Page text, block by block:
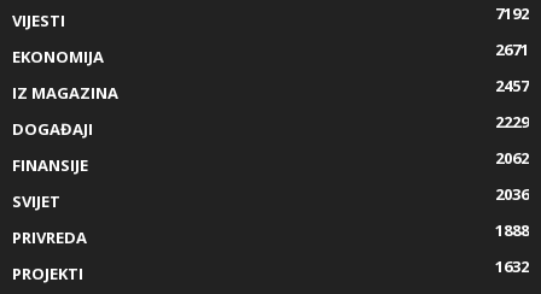
VIJESTI
7192
EKONOMIJA
2671
IZ MAGAZINA
2457
DOGAĐAJI
2229
FINANSIJE
2062
SVIJET
2036
PRIVREDA
1888
PROJEKTI
1632